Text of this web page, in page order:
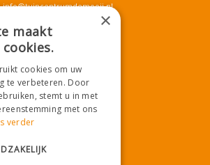
info@tuincentrumdemooij.nl
Download onze App!
×
maakt
cookies om uw
te verbeteren. Door
stemt u in met
met ons
verder